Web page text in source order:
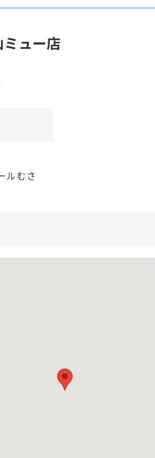
ュー店
ルむさ